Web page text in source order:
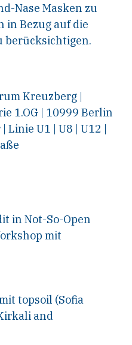
Nase Masken zu
in Bezug auf die
berücksichtigen.
Kreuzberg |
1.OG | 10999 Berlin
Linie U1 | U8 | U12 |
in Not-So-Open
mit
topsoil (Sofia
and